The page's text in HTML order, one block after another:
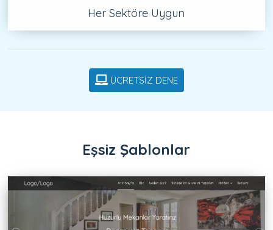
Her Sektöre Uygun
ÜCRETSİZ DENE
Eşsiz Şablonlar